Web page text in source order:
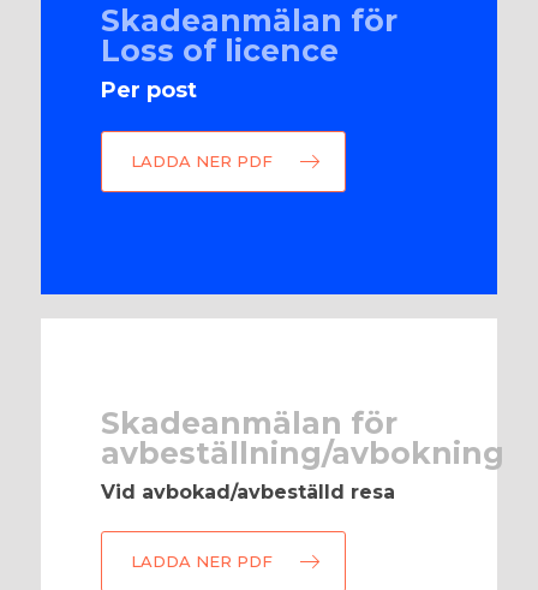
Skadeanmälan för
Loss of licence
Per post
LADDA NER PDF
Skadeanmälan för
avbeställning/avbokning
Vid avbokad/avbeställd resa
LADDA NER PDF